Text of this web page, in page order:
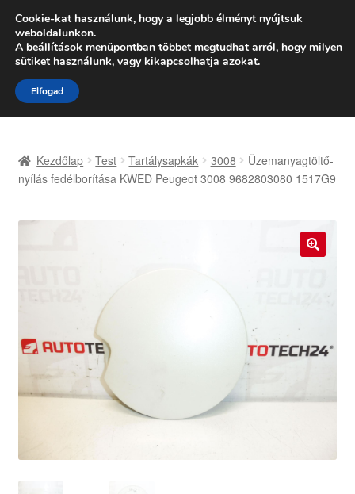
SZÁLLÍTÁS 2618 Ft-tól
Hétfő-Péntek 9:00–16:0006 80 088 054
Ugrás
a
navigációhoz
Kilépés
a
tartalomba
Adatvédelmi irányelvek
Kifizetések
Panasz
Panaszkezelési szabályzat
Kezdőlap Test Tartálysapkák 3008
Üzemanyagtöltő-
nyílás fedélborítása KWED Peugeot 3008 9682803080 1517G9
Cookie-kat használunk, hogy a legjobb élményt nyújtsuk
weboldalunkon.
A beállítások menüpontban többet megtudhat arról, hogy milyen
sütiket használunk, vagy kikapcsolhatja azokat.
Elfogad